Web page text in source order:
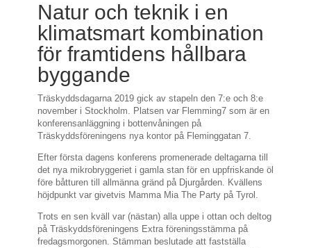
Natur och teknik i en
klimatsmart kombination
för framtidens hållbara
byggande
Träskyddsdagarna 2019 gick av stapeln den 7:e och 8:e
november i Stockholm. Platsen var Flemming7 som är en
konferensanläggning i bottenvåningen på
Träskyddsföreningens nya kontor på Fleminggatan 7.
Efter första dagens konferens promenerade deltagarna till
det nya mikrobryggeriet i gamla stan för en uppfriskande öl
före båtturen till allmänna gränd på Djurgården. Kvällens
höjdpunkt var givetvis Mamma Mia The Party på Tyrol.
Trots en sen kväll var (nästan) alla uppe i ottan och deltog
på Träskyddsföreningens Extra föreningsstämma på
fredagsmorgonen. Stämman beslutade att fastställa